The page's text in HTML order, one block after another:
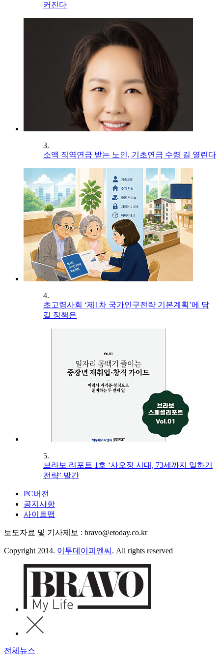
커진다
3.
소액 직역연금 받는 노인, 기초연금 수령 길 열린다
4.
초고령사회 ‘제1차 국가인구전략 기본계획’에 담
길 정책은
5.
브라보 리포트 1호 ‘사오정 시대, 73세까지 일하기
전략’ 발간
PC버전
공지사항
사이트맵
보도자료 및 기사제보 : bravo@etoday.co.kr
Copyright 2014. 이투데이피엔씨 . All rights reserved
전체뉴스